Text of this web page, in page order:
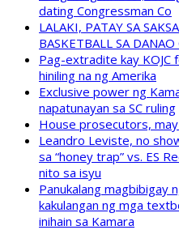
dating Congressman Co
LALAKI, PATAY SA
BASKETBALL SA DANAO
Pag-extradite kay KOJC
hiniling na ng Amerika
Exclusive power ng
napatunayan sa SC ruling
House prosecutors, may
Leandro Leviste, no
sa “honey trap” vs. ES
nito sa isyu
Panukalang magbibigay
kakulangan ng mga
inihain sa Kamara